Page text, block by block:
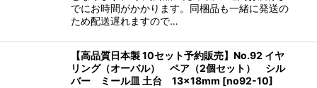
でにお時間がかかります。同梱品も一緒に発送の
ため配送遅れますので…
【高品質日本製 10セット予約販売】No.92 イヤ
リング（オーバル） ペア（2個セット） シル
バー ミール皿 土台 13×18mm [no92-10]